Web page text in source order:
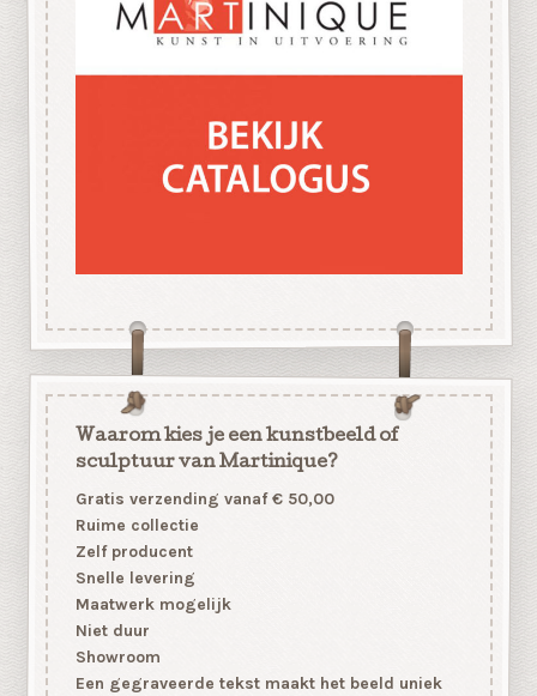
Waarom kies je een kunstbeeld of
sculptuur van Martinique?
Gratis verzending vanaf € 50,00
Ruime collectie
Zelf producent
Snelle levering
Maatwerk mogelijk
Niet duur
Showroom
Een gegraveerde tekst maakt het beeld uniek